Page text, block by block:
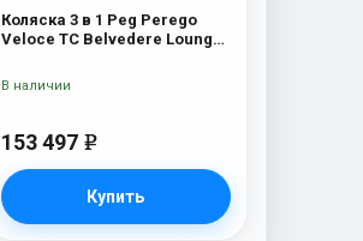
Коляска 3 в 1 Peg Perego
Veloce TC Belvedere Lounge
153 497 e
Купить
В наличии